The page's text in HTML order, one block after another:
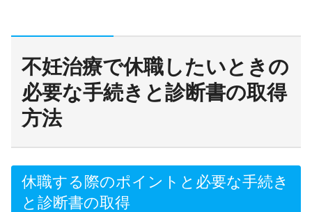
不妊治療で休職したいときの
必要な手続きと診断書の取得
方法
休職する際のポイントと必要な手続き
と診断書の取得